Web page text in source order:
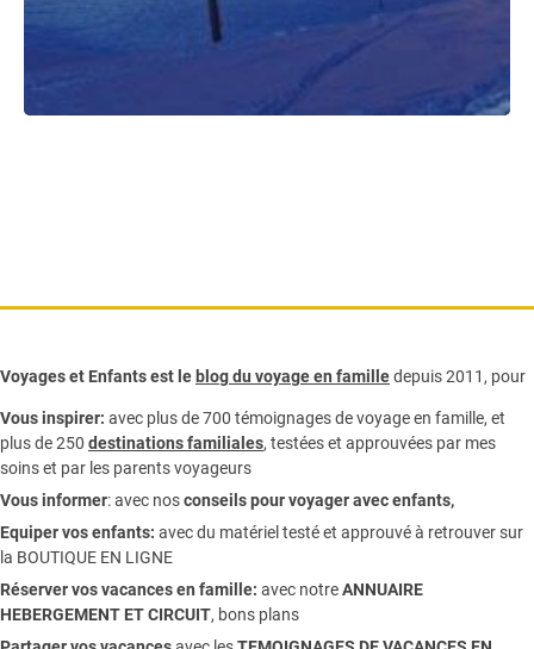
Voyages et Enfants est le blog du voyage en familledepuis 2011, pour
Vous inspirer: avec plus de 700 témoignages devoyage en famille, et
plus de 250 destinations familiales, testées et approuvées par mes
soins et par les parents voyageurs
Vous informer:avec nosconseils pour voyager avec enfants,
Equiper vos enfants: avec du matériel testé et approuvé à retrouver sur
la BOUTIQUE EN LIGNE
Réserver vos vacances en famille: avec notreANNUAIRE
HEBERGEMENT ET CIRCUIT, bons plans